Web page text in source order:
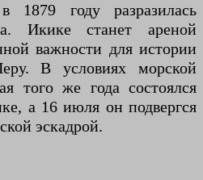
1879 году разразилась
Икике станет ареной
важности для истории
В условиях морской
того же года состоялся
а 16 июля он подвергся
эскадрой.